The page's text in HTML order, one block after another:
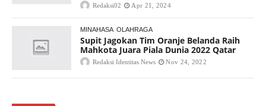
Redaksi02 Apr 21, 2024
MINAHASA OLAHRAGA
Supit Jagokan Tim Oranje Belanda Raih
Mahkota Juara Piala Dunia 2022 Qatar
Redaksi Identitas News Nov 24, 2022